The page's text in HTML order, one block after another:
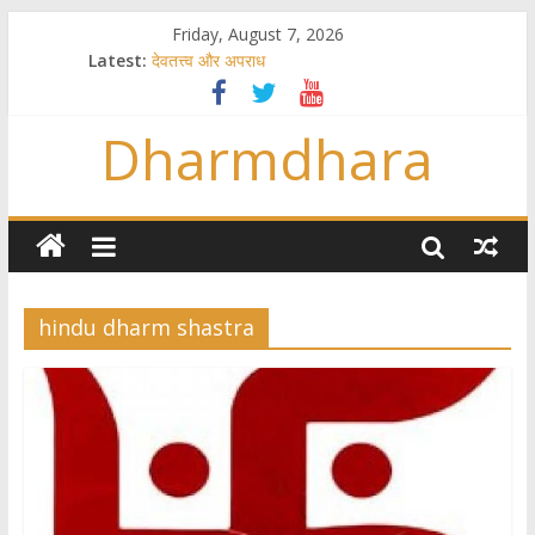
Friday, August 7, 2026
Latest: देवतत्त्व और अपराध
स्त्रियाँ वेदाधिकारिणी क्यों नहीं हैं
विश्व का सबसे बड़ा और वैज्ञानिक समय गणना तन्त्र
तुम्हीं हो माता, पिता तुम्हीं हो ??
गौ सेवा और राजयोग
Dharmdhara
hindu dharm shastra